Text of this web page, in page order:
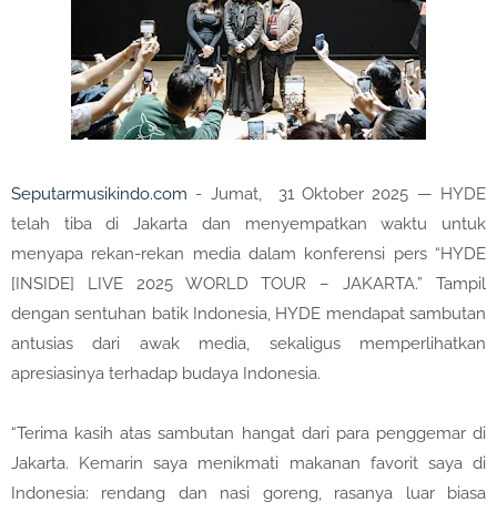
Seputarmusikindo.com - Jumat, 31 Oktober 2025 — HYDE
telah tiba di Jakarta dan menyempatkan waktu untuk
menyapa rekan-rekan media dalam konferensi pers “HYDE
[INSIDE] LIVE 2025 WORLD TOUR – JAKARTA.” Tampil
dengan sentuhan batik Indonesia, HYDE mendapat sambutan
antusias dari awak media, sekaligus memperlihatkan
apresiasinya terhadap budaya Indonesia.
“Terima kasih atas sambutan hangat dari para penggemar di
Jakarta. Kemarin saya menikmati makanan favorit saya di
Indonesia: rendang dan nasi goreng, rasanya luar biasa